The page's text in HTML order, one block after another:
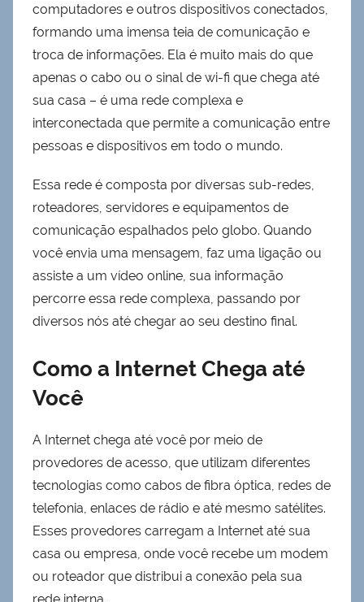
computadores e outros dispositivos conectados,
formando uma imensa teia de comunicação e
troca de informações. Ela é muito mais do que
apenas o cabo ou o sinal de wi-fi que chega até
sua casa – é uma rede complexa e
interconectada que permite a comunicação entre
pessoas e dispositivos em todo o mundo.
Essa rede é composta por diversas sub-redes,
roteadores, servidores e equipamentos de
comunicação espalhados pelo globo. Quando
você envia uma mensagem, faz uma ligação ou
assiste a um vídeo online, sua informação
percorre essa rede complexa, passando por
diversos nós até chegar ao seu destino final.
Como a Internet Chega até
Você
A Internet chega até você por meio de
provedores de acesso, que utilizam diferentes
tecnologias como cabos de fibra óptica, redes de
telefonia, enlaces de rádio e até mesmo satélites.
Esses provedores carregam a Internet até sua
casa ou empresa, onde você recebe um modem
ou roteador que distribui a conexão pela sua